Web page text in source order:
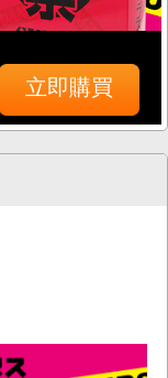
立即購買